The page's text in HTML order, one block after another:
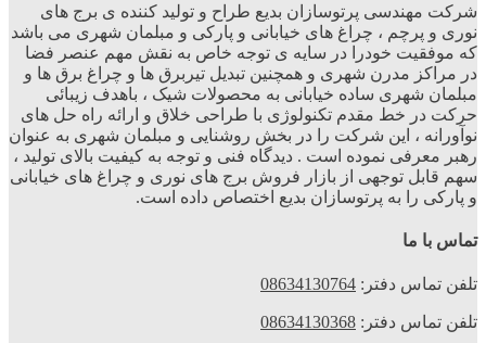
مهندسی پرتوسازان بدیع طراح و تولید کننده ی برج های
و پرچم ، چراغ های خیابانی و پارکی و مبلمان شهری می باشد
موفقیت خودرا در سایه ی توجه خاص به نقش مهم عنصر فضا
مراکز مدرن شهری و همچنین تبدیل تیربرق ها و چراغ برق ها و
شهری ساده خیابانی به محصولات شیک ، باهدف زیبائی
در خط مقدم تکنولوژی با طراحی خلاق و ارائه راه حل های
، این شرکت را در بخش روشنایی و مبلمان شهری به عنوان
معرفی نموده است . دیدگاه فنی و توجه به کیفیت بالای تولید ،
قابل توجهی از بازار فروش برج های نوری و چراغ های خیابانی
پارکی را به پرتوسازان بدیع اختصاص داده است.
با ما
تماس دفتر: 08634130764
تماس دفتر: 08634130368